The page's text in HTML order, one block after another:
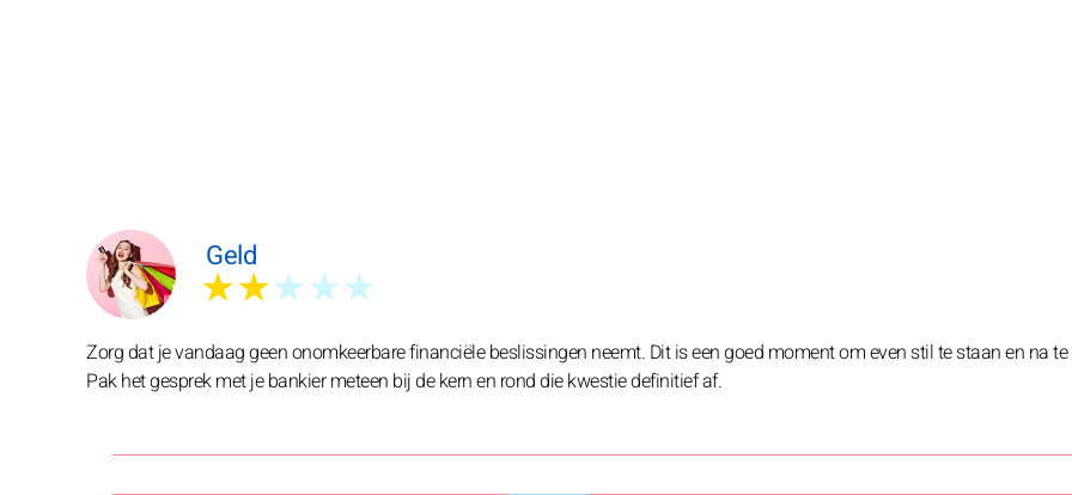
Geld
★★★★★
Zorg dat je vandaag geen onomkeerbare financiële beslissingen neemt. Dit is een goed moment om even stil te staan en na
Pak het gesprek met je bankier meteen bij de kern en rond die kwestie definitief af.